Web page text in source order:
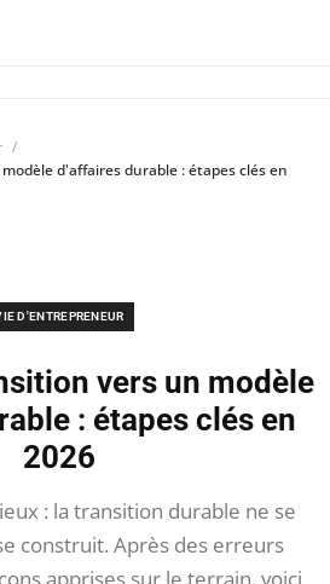
d'affaires durable : étapes clés en
D'ENTREPRENEUR
vers un modèle
: étapes clés en
2026
: la transition durable ne se
construit. Après des erreurs